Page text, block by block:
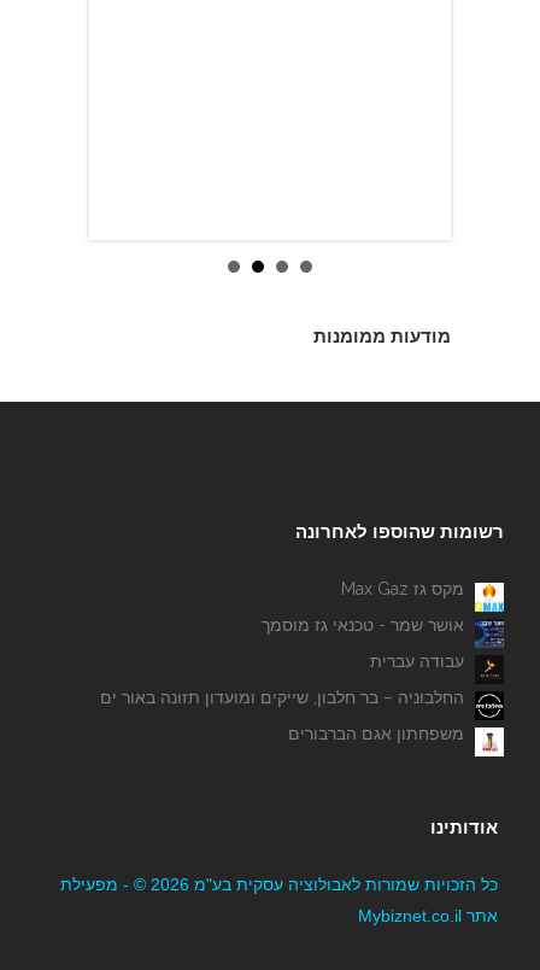
מודעות ממומנות
רשומות שהוספו לאחרונה
מקס גז Max Gaz
אושר שמר - טכנאי גז מוסמך
עבודה עברית
החלבוניה – בר חלבון, שייקים ומועדון תזונה באור ים
משפחתון אגם הברבורים
אודותינו
כל הזכויות שמורות לאבולוציה עסקית בע"מ 2026 © - מפעילת
אתר Mybiznet.co.il